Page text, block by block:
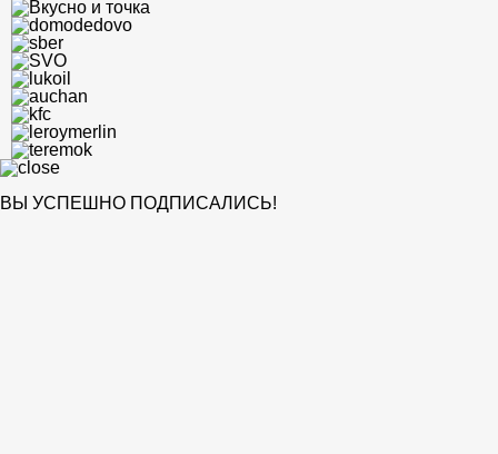
ВЫ УСПЕШНО ПОДПИСАЛИСЬ!